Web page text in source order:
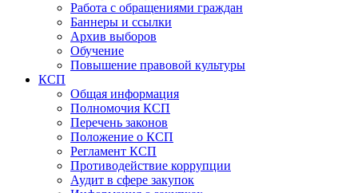
Работа с обращениями граждан
Баннеры и ссылки
Архив выборов
Обучение
Повышение правовой культуры
КСП
Общая информация
Полномочия КСП
Перечень законов
Положение о КСП
Регламент КСП
Противодействие коррупции
Аудит в сфере закупок